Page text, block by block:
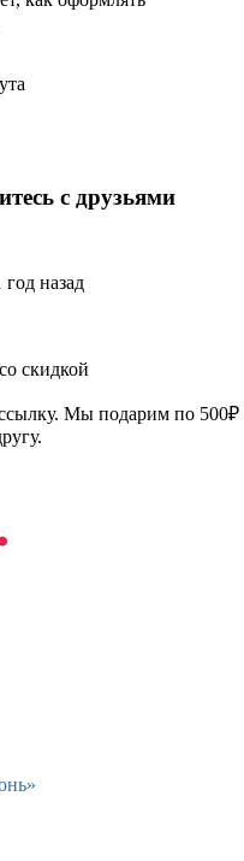
с друзьями
назад
скидкой
Мы подарим по 500₽